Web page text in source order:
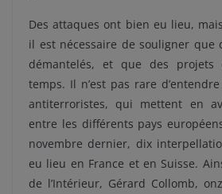
Des attaques ont bien eu lieu,
il est nécessaire de souligner que
démantelés, et que des
temps. Il n’est pas rare
antiterroristes, qui mettent en
entre les différents pays
novembre dernier, dix
eu lieu en France et en Suisse.
de l’Intérieur, Gérard Collomb,